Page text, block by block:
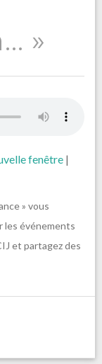
»
fenêtre |
» vous
les événements
et partagez des